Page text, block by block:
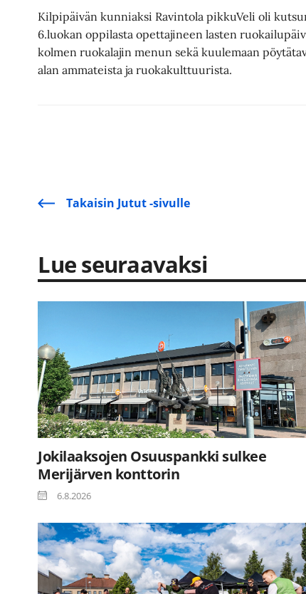
Kilpipäivän kunniaksi Ravintola pikkuVeli oli
6.luokan oppilasta opettajineen lasten
kolmen ruokalajin menun sekä kuulemaan
alan ammateista ja ruokakulttuurista.
Takaisin Jutut -sivulle
Lue seuraavaksi
Jokilaaksojen Osuuspankki sulkee
Merijärven konttorin
6.8.2026